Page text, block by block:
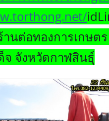
นต่อทองการเกษต
จ จังหวัดกาฬสินธุ์